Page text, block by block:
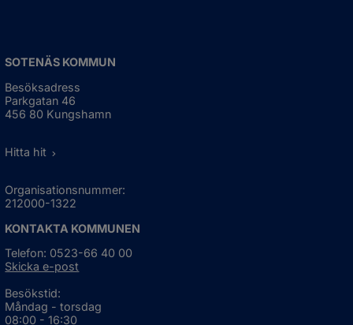
SOTENÄS KOMMUN
Besöksadress
Parkgatan 46
456 80 Kungshamn
Hitta hit
Organisationsnummer:
212000-1322
KONTAKTA KOMMUNEN
Telefon: 0523-66 40 00
Skicka e-post
Besökstid:
Måndag - torsdag
08:00 - 16:30